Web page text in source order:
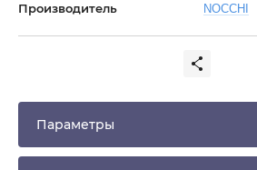
Производитель NOCCHI
Параметры